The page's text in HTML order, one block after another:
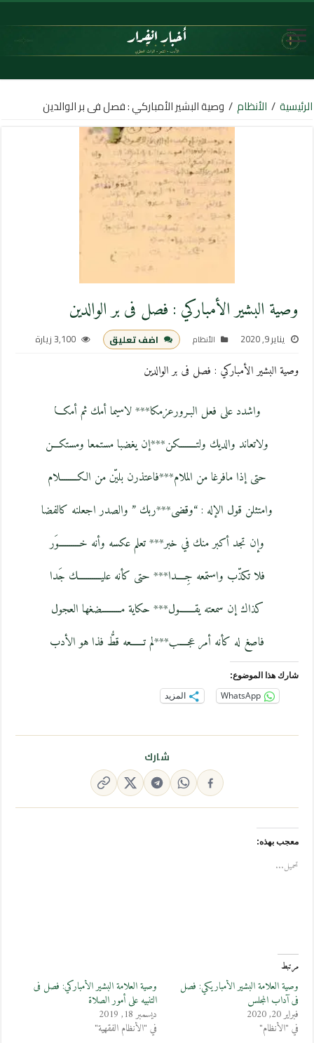
الرئيسية / الأنظام / وصية البشير الأمباركي : فصل فى بر الوالدين
وصية البشير الأمباركي : فصل فى بر الوالدين
يناير 9, 2020 الأنظام اضف تعليق 3,100 زيارة
وصية البشير الأمباركي : فصل فى بر الوالدين
واشدد على فعل البـرورعزمكا*** لاسيما أمك ثم أمكـــا
ولاتعاند والديك ولتــــــــكن***إن يغضبا مستمعا ومستكـــن
حتى إذا مافرغا من الملام***فاعتذرن بليّن من الكــــــــلام
وامتثلن قول الإله : “وقضى***ربك ” والصدر اجعلنه كالفضا
وإن تجد أكبر منك في خبر*** تعلم عكسه وأنه خــــــــــوَر
فلا تكذّب واستمعه جِــــدا*** حتى كأنه عليـــــــــــك جَدا
كذاك إن سمعته يقـــــــول*** حكاية مـــــــــضغها العجول
فاصغ له كأنه أمر عجــــب***لم تــــــعه قطُّ فذا هو الأدب
شارك هذا الموضوع:
WhatsApp المزيد
شارك
معجب بهذه:
تحميل...
مرتبط
وصية العلامة البشير الأمباريكي: فصل
فى آداب المجلس
فبراير 20, 2020
في "الأنظام"
وصية العلامة البشير الأمباركي: فصل فى
التنبيه على أمور الصلاة
ديسمبر 18, 2019
في "الأنظام الفقهية"